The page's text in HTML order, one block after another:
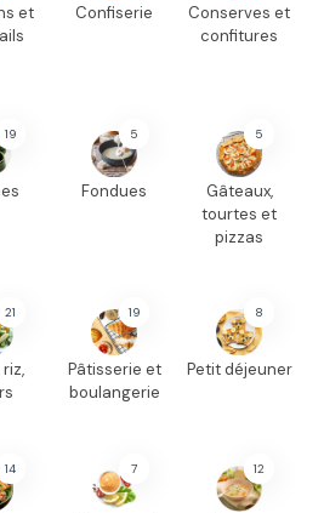
et
Confiserie
Conserves et
confitures
19 5
Fondues
5
Gâteaux,
tourtes et
pizzas
21
riz,
19
Pâtisserie et
boulangerie
8
Petit déjeuner
14 7 12